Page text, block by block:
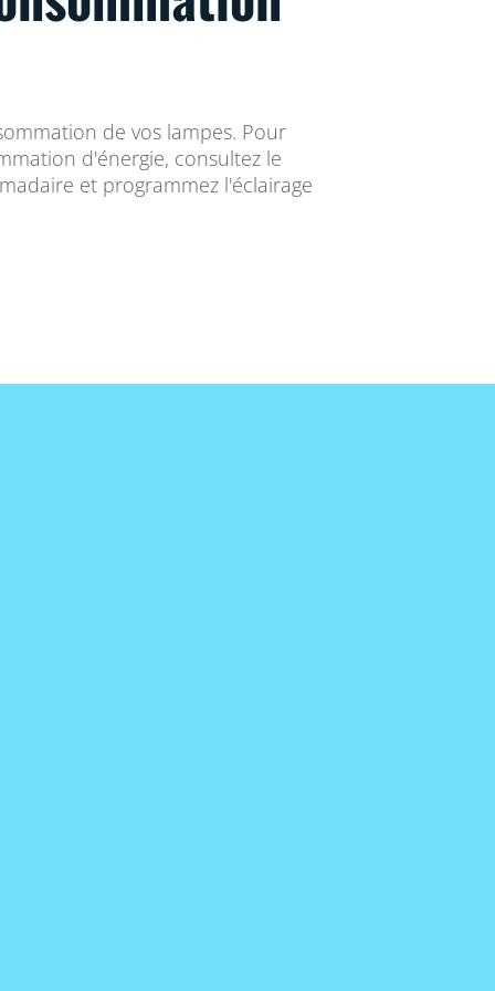
de vos lampes. Pour
d'énergie, consultez le
et programmez l'éclairage